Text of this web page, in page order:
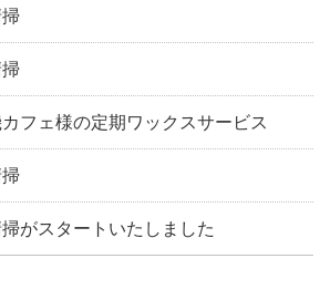
掃
フェ様の定期ワックスサービス
がスタートいたしました